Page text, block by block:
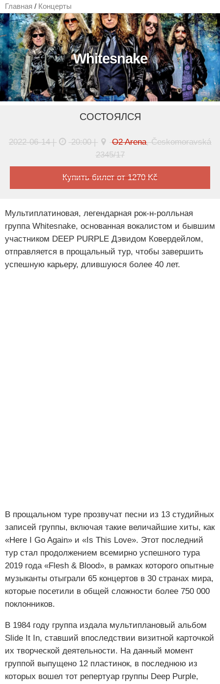
Главная / Концерты
Whitesnake
СОСТОЯЛСЯ
2022-06-14 | 20:00 | O2 Arena, Českomoravská
2345/17
Купить билет от 1270 Kč
Мультиплатиновая, легендарная рок-н-ролльная
группа Whitesnake, основанная вокалистом и бывшим
участником DEEP PURPLE Дэвидом Ковердейлом,
отправляется в прощальный тур, чтобы завершить
успешную карьеру, длившуюся более 40 лет.
В прощальном туре прозвучат песни из 13 студийных
записей группы, включая такие величайшие хиты, как
«Here I Go Again» и «Is This Love». Этот последний
тур стал продолжением всемирно успешного тура
2019 года «Flesh & Blood», в рамках которого опытные
музыканты отыграли 65 концертов в 30 странах мира,
которые посетили в общей сложности более 750 000
поклонников.
В 1984 году группа издала мультиплановый альбом
Slide It In, ставший впоследствии визитной карточкой
их творческой деятельности. На данный момент
группой выпущено 12 пластинок, в последнюю из
которых вошел тот репертуар группы Deep Purple,